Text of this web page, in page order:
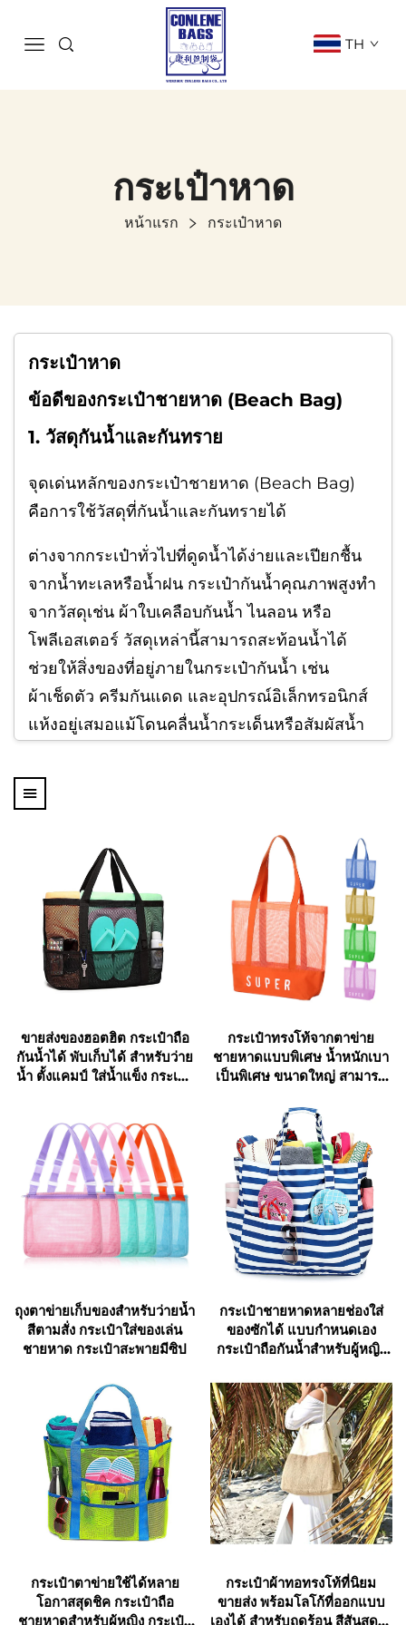
TH
กระเป๋าหาด
หน้าแรก กระเป๋าหาด
กระเป๋าหาด
ข้อดีของกระเป๋าชายหาด (Beach Bag)
1. วัสดุกันน้ำและกันทราย
จุดเด่นหลักของกระเป๋าชายหาด (Beach Bag)
คือการใช้วัสดุที่กันน้ำและกันทรายได้
ต่างจากกระเป๋าทั่วไปที่ดูดน้ำได้ง่ายและเปียกชื้น
จากน้ำทะเลหรือน้ำฝน กระเป๋ากันน้ำคุณภาพสูงทำ
จากวัสดุเช่น ผ้าใบเคลือบกันน้ำ ไนลอน หรือ
โพลีเอสเตอร์ วัสดุเหล่านี้สามารถสะท้อนน้ำได้
ช่วยให้สิ่งของที่อยู่ภายในกระเป๋ากันน้ำ เช่น
ผ้าเช็ดตัว ครีมกันแดด และอุปกรณ์อิเล็กทรอนิกส์
แห้งอยู่เสมอแม้โดนคลื่นน้ำกระเด็นหรือสัมผัสน้ำ
นอกจากนี้ ผ้าที่ถักแน่นของกระเป๋ากันน้ำยังป้องกัน
คุณไม่ต้องเสียเวลาเขย่าทรายออกจากกระเป๋าหลัง
ใช้งานที่ชายหาดตลอดทั้งวัน ทำให้สิ่งของของคุณ
ยังคงความสะอาดและปราศจากเศษทรายหยาบๆ
คุณสมบัติกันน้ำและกันทรายทำให้กระเป๋ากันน้ำ
เป็นอุปกรณ์เสริมที่ขาดไม่ได้สำหรับการเดินทางไป
2. ขนาดบรรจุมากสำหรับสิ่งจำเป็นบน
ชายหาด
กระเป๋ากันน้ำมีขนาดบรรจุมาก ซึ่งเป็นอีกหนึ่งข้อ
ได้เปรียบหลัก การใช้เวลากับชายหาดต้องพกพา
สิ่งของมากมาย และกระเป๋ากันน้ำได้รับการ
ออกแบบมาเพื่อใส่สิ่งเหล่านั้นทั้งหมด
มันสามารถใส่ผ้าเช็ดตัวขนาดใหญ่ เสื้อผ้าสำหรับ
กันแดด หมวก ของว่าง ขวดน้ำ และแม้แต่ของเล่น
สำหรับเด็กๆ ได้อย่างสะดวก
กระเป๋าชายหาดบางรุ่นมาพร้อมกับช่องจัดเก็บ
หลายช่อง รวมถึงช่องซิปสำหรับของมีค่าขนาดเล็ก
เช่น โทรศัพท์มือถือ กระเป๋าเงิน และกุญแจ รวมไป
ถึงช่องตาข่ายสำหรับใส่ของเปียก เช่น ชุดว่ายน้ำ
หรือรองเท้าแตะ ช่องจัดเก็บที่กว้างขวางนี้ทำให้ไม่
จำเป็นต้องพกพากระเป๋าหลายใบ ช่วยให้คุณ
ทั้งหมดไว้ในกระเป๋าชายหาดได้ในที่เดียว
ขายส่งของฮอตฮิต กระเป๋าถือ
กันน้ำได้ พับเก็บได้ สำหรับว่าย
น้ำ ตั้งแคมป์ ใส่น้ำแข็ง กระเป๋า
กระเป๋าทรงโท้จากตาข่าย
ชายหาดแบบพิเศษ น้ำหนักเบา
เป็นพิเศษ ขนาดใหญ่ สามารถ
สำหรับฤดูร้อนแบบใส
ถุงตาข่ายเก็บของสำหรับว่ายน้ำ
สีตามสั่ง กระเป๋าใส่ของเล่น
ชายหาด กระเป๋าสะพายมีซิป
กระเป๋าชายหาดหลายช่องใส่
ของซักได้ แบบกำหนดเอง
กระเป๋าถือกันน้ำสำหรับผู้หญิง
ฟิตเนส กีฬา ช้อปปิ้ง และเดิน
ทาง
กระเป๋าตาข่ายใช้ได้หลาย
โอกาสสุดชิค กระเป๋าถือ
ชายหาดสำหรับผู้หญิง กระเป๋า
กระเป๋าผ้าทอทรงโท้ที่นิยม
ขายส่ง พร้อมโลโก้ที่ออกแบบ
เองได้ สำหรับฤดูร้อน สีสันสดใส